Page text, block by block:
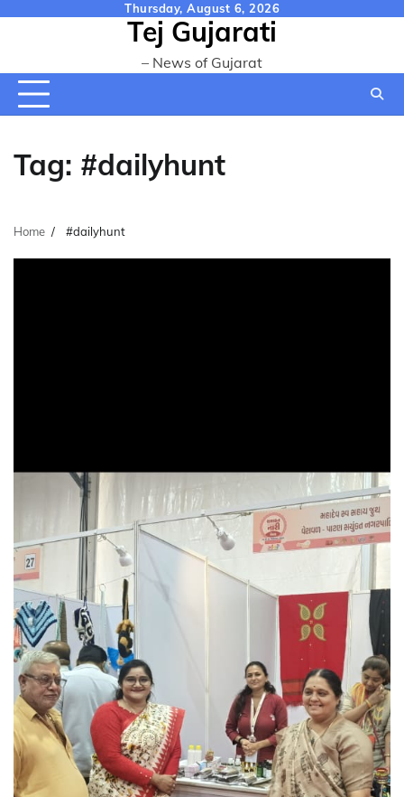
Thursday, August 6, 2026
Tej Gujarati
– News of Gujarat
Tag: #dailyhunt
Home #dailyhunt